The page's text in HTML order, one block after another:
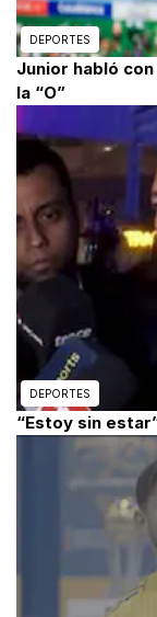
DEPORTES
Junior habló
la “O”
DEPORTES
“Estoy sin